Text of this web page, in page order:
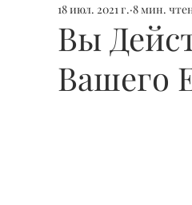
Заметки финсоветника
Лидеры И Успех
Вы
Вашего
18 июл. 2021 г. 8 мин.